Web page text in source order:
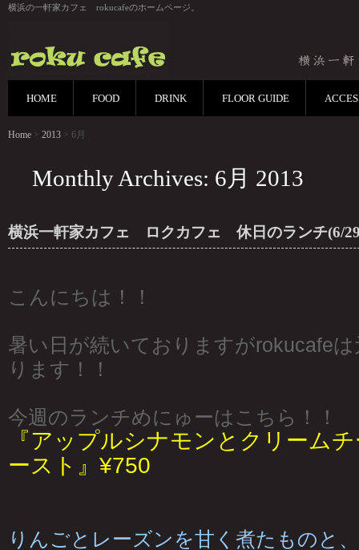
横浜の一軒家カフェ rokucafeのホームページ。
HOME FOOD DRINK FLOOR GUIDE
Home > 2013 > 6月
Monthly Archives: 6月 2013
横浜一軒家カフェ ロクカフェ 休日のランチ(6/
こんにちは！！
暑い日が続いておりますがrokucafe
ります！！
今週のランチめにゅーはこちら！！
『アップルシナモンとクリーム
ースト』¥750
りんごとレーズンを甘く煮たものと